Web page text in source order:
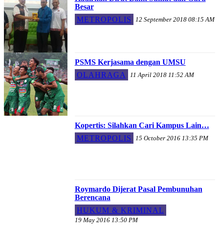
Besar
METROPOLIS
12 September 2018 08:15 AM
PSMS Kerjasama dengan UMSU
OLAHRAGA
11 April 2018 11:52 AM
Kopertis: Silahkan Cari Kampus Lain…
METROPOLIS
15 October 2016 13:35 PM
Roymardo Dijerat Pasal Pembunuhan
Berencana
HUKUM & KRIMINAL
19 May 2016 13:50 PM